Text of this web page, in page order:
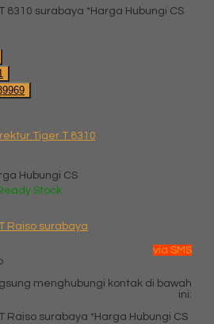
*Harga Hubungi CS
Tiger T 8310
Hubungi CS
Stock
via SMS
menghubungi kontak di bawah
ini:
*Harga Hubungi CS